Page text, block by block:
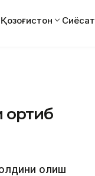
Қозоғистон Сиёсат
ортиб
олдини олиш